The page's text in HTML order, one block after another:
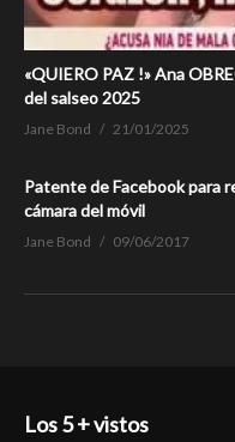
«QUIERO PAZ !» Ana
del salseo 2025
Jane Bond 21/01/2025
Patente de Facebook para
cámara del móvil
Jane Bond 09/06/2017
Los 5 + vistos